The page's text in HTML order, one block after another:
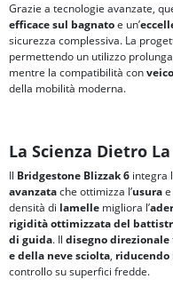
Grazie a tecnologie avanzate,
efficace sul bagnatoe un’
sicurezza complessiva. La
permettendo un utilizzo
mentre la compatibilità con
della mobilità moderna.
La Scienza Dietro
Il Bridgestone Blizzak 6 integra
avanzatache ottimizza l’usura
densità di lamelle migliora l’
rigidità ottimizzata del
di guida. Il disegno direzionale
e della neve sciolta,
controllo su superfici fredde.